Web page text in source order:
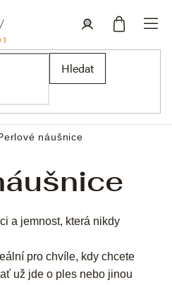
Hledat
náušnice
a jemnost, která nikdy
pro chvíle, kdy chcete
už jde o ples nebo jinou